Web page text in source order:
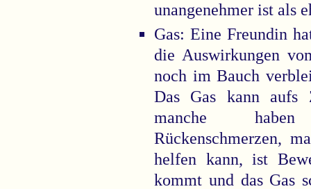
unangenehmer ist als
Gas: Eine Freundin
die Auswirkungen
noch im Bauch
Das Gas kann aufs
manche haben
Rückenschmerzen,
helfen kann, ist
kommt und das Gas